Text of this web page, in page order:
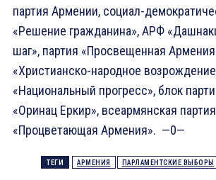
партия Армении, социал-
«Решение гражданина», АРФ
шаг», партия «Просвещенная
«Христианско-народное
«Национальный прогресс», блок
«Оринац Еркир», всеармянская
«Процветающая Армения». —0—
ТЕГИ АРМЕНИЯ ПАРЛАМЕНТСКИЕ ВЫБОРЫ